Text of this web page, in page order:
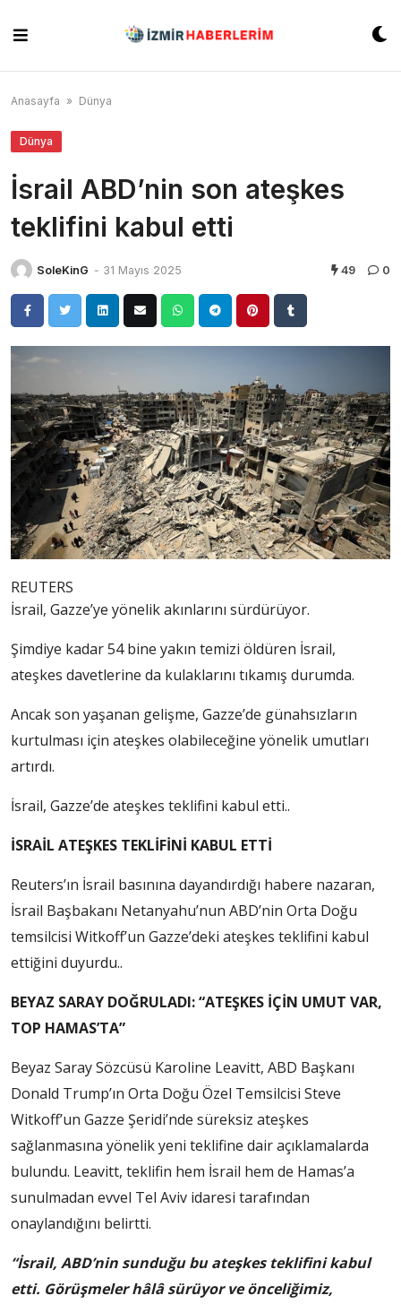
content
Anasayfa » Dünya
Dünya
İsrail ABD’nin son ateşkes
teklifini kabul etti
SoleKinG - 31 Mayıs 2025 49 0
REUTERS
İsrail, Gazze’ye yönelik akınlarını sürdürüyor.
Şimdiye kadar 54 bine yakın temizi öldüren İsrail,
ateşkes davetlerine da kulaklarını tıkamış durumda.
Ancak son yaşanan gelişme, Gazze’de günahsızların
kurtulması için ateşkes olabileceğine yönelik umutları
artırdı.
İsrail, Gazze’de ateşkes teklifini kabul etti..
İSRAİL ATEŞKES TEKLİFİNİ KABUL ETTİ
Reuters’ın İsrail basınına dayandırdığı habere nazaran,
İsrail Başbakanı Netanyahu’nun ABD’nin Orta Doğu
temsilcisi Witkoff’un Gazze’deki ateşkes teklifini kabul
ettiğini duyurdu..
BEYAZ SARAY DOĞRULADI: “ATEŞKES İÇİN UMUT VAR,
TOP HAMAS’TA”
Beyaz Saray Sözcüsü Karoline Leavitt, ABD Başkanı
Donald Trump’ın Orta Doğu Özel Temsilcisi Steve
Witkoff’un Gazze Şeridi’nde süreksiz ateşkes
sağlanmasına yönelik yeni teklifine dair açıklamalarda
bulundu. Leavitt, teklifin hem İsrail hem de Hamas’a
sunulmadan evvel Tel Aviv idaresi tarafından
onaylandığını belirtti.
“İsrail, ABD’nin sunduğu bu ateşkes teklifini kabul
etti. Görüşmeler hâlâ sürüyor ve önceliğimiz,